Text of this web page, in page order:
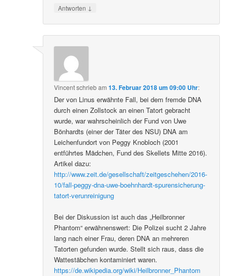
Antworten ↓
Vincentschriebam13. Februar 2018 um 09:00 Uhr:
Der von Linus erwähnte Fall, bei dem fremde DNA
durch einen Zollstock an einen Tatort gebracht
wurde, war wahrscheinlich der Fund von Uwe
Bönhardts (einer der Täter des NSU) DNA am
Leichenfundort von Peggy Knobloch (2001
entführtes Mädchen, Fund des Skellets Mitte 2016).
Artikel dazu:
http://www.zeit.de/gesellschaft/zeitgeschehen/2016-
10/fall-peggy-dna-uwe-boehnhardt-spurensicherung-
tatort-verunreinigung
Bei der Diskussion ist auch das „Heilbronner
Phantom“ erwähnenswert: Die Polizei sucht 2 Jahre
lang nach einer Frau, deren DNA an mehreren
Tatorten gefunden wurde. Stellt sich raus, dass die
Wattestäbchen kontaminiert waren.
https://de.wikipedia.org/wiki/Heilbronner_Phantom